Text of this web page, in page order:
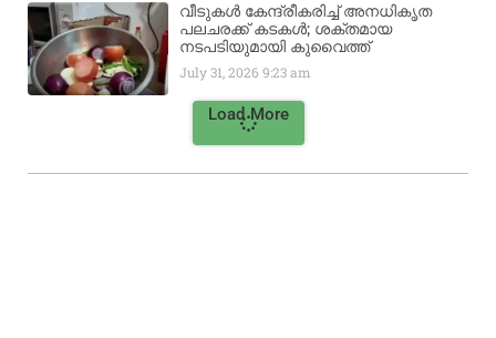
വീടുകൾ കേന്ദ്രീകരിച്ച് അനധികൃത
പലചരക്ക് കടകൾ; ശക്തമായ
നടപടിയുമായി കുവൈത്ത്
July 31, 20269:23 am
Load More